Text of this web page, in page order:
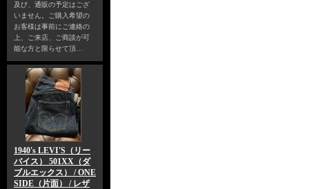
及び、通販の予定はござ
いません。ご購入希望の
お客様は事前にご連絡の
上、ご来店、ご商談が可
能な方と限らせて頂…
1940's LEVI'S（リー
バイス） 501XX（ダ
ブルエックス） / ONE
SIDE（片面） / レザ